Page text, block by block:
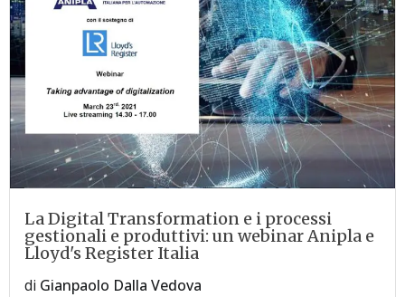
La Digital Transformation e i processi
gestionali e produttivi: un webinar Anipla e
Lloyd's Register Italia
di Gianpaolo Dalla Vedova